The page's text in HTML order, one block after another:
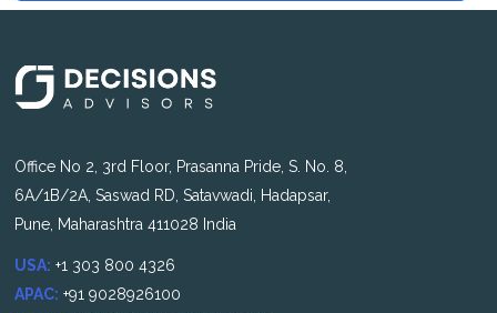
Office No 2, 3rd Floor, Prasanna Pride, S. No. 8,
6A/1B/2A, Saswad RD, Satavwadi, Hadapsar,
Pune, Maharashtra 411028 India
USA: +1 303 800 4326
APAC: +91 9028926100